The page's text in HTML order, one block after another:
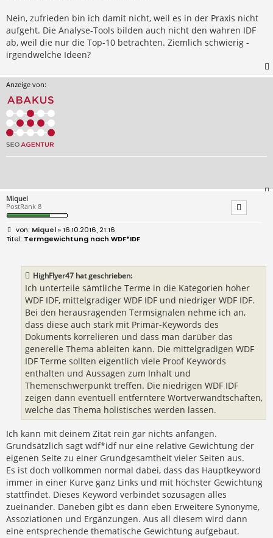
Nein, zufrieden bin ich damit nicht, weil es in der Praxis nicht
aufgeht. Die Analyse-Tools bilden auch nicht den wahren IDF
ab, weil die nur die Top-10 betrachten. Ziemlich schwierig -
irgendwelche Ideen?
Anzeige von:
Miquel
PostRank 8
B
e
Miquel» 16.10.2016, 21:16
Termgewichtung nach WDF*IDF
HighFlyer47 hat geschrieben:
Ich unterteile sämtliche Terme in die Kategorien hoher
WDF IDF, mittelgradiger WDF IDF und niedriger WDF IDF.
Bei den herausragenden Termsignalen nehme ich an,
dass diese auch stark mit Primär-Keywords des
Dokuments korrelieren und dass man darüber das
generelle Thema ableiten kann. Die mittelgradigen WDF
IDF Terme sollten eigentlich viele Proof Keywords
enthalten und Aussagen zum Inhalt und
Themenschwerpunkt treffen. Die niedrigen WDF IDF
zeigen dann eventuell entferntere Wortverwandtschaften,
welche das Thema holistisches werden lassen.
Ich kann mit deinem Zitat rein gar nichts anfangen.
Grundsätzlich sagt wdf*idf nur eine relative Gewichtung der
eigenen Seite zu einer Grundgesamtheit vieler Seiten aus.
Es ist doch vollkommen normal dabei, dass das Hauptkeyword
immer in einer Kurve ganz Links und mit höchster Gewichtung
stattfindet. Dieses Keyword verbindet sozusagen alles
zueinander. Daneben gibt es dann eben Erweitere Synonyme,
Assoziationen und Ergänzungen. Aus all diesem wird dann
eine entsprechende thematische Gewichtung aufgebaut.